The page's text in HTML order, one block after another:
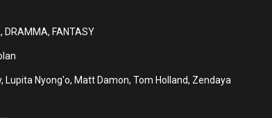
DRAMMA, FANTASY
Lupita Nyong'o, Matt Damon, Tom Holland, Zendaya